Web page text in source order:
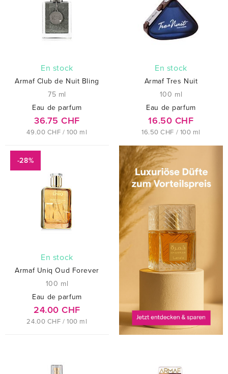
En stock
Armaf Club de Nuit Bling
75 ml
Eau de parfum
36.75 CHF
49.00 CHF / 100 ml
En stock
Armaf Tres Nuit
100 ml
Eau de parfum
16.50 CHF
16.50 CHF / 100 ml
-28%
En stock
Armaf Uniq Oud Forever
100 ml
Eau de parfum
24.00 CHF
24.00 CHF / 100 ml